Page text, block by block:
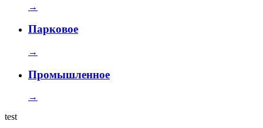
→
Парковое
→
Промышленное
→
test